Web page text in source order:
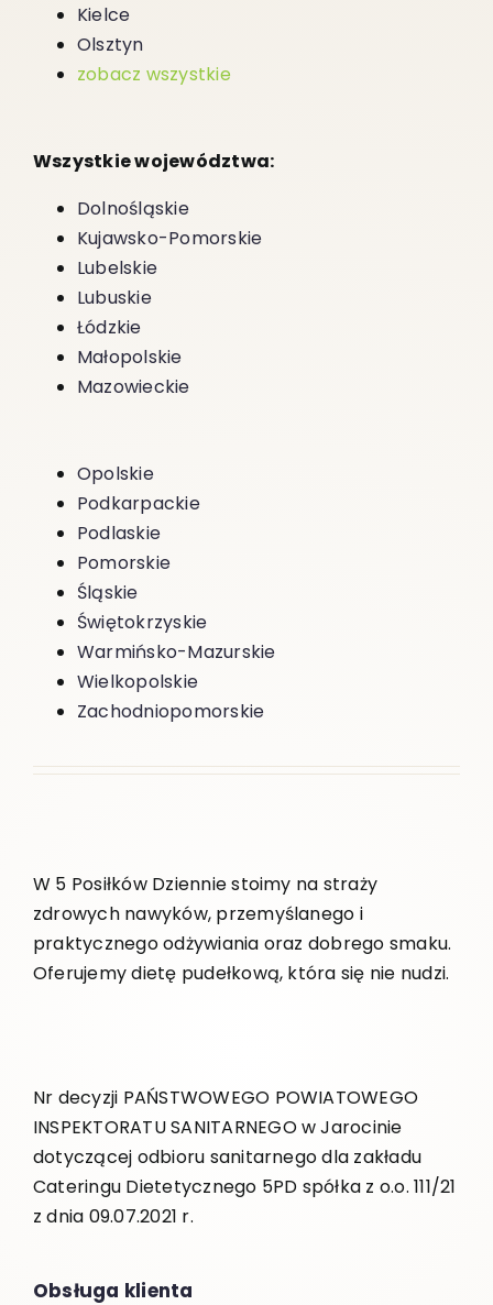
Kielce
Olsztyn
zobacz wszystkie
Wszystkie województwa:
Dolnośląskie
Kujawsko-Pomorskie
Lubelskie
Lubuskie
Łódzkie
Małopolskie
Mazowieckie
Opolskie
Podkarpackie
Podlaskie
Pomorskie
Śląskie
Świętokrzyskie
Warmińsko-Mazurskie
Wielkopolskie
Zachodniopomorskie
W 5 Posiłków Dziennie stoimy na straży
zdrowych nawyków, przemyślanego i
praktycznego odżywiania oraz dobrego smaku.
Oferujemy dietę pudełkową, która się nie nudzi.
Nr decyzji PAŃSTWOWEGO POWIATOWEGO
INSPEKTORATU SANITARNEGO w Jarocinie
dotyczącej odbioru sanitarnego dla zakładu
Cateringu Dietetycznego 5PD spółka z o.o. 111/21
z dnia 09.07.2021 r.
Obsługa klienta